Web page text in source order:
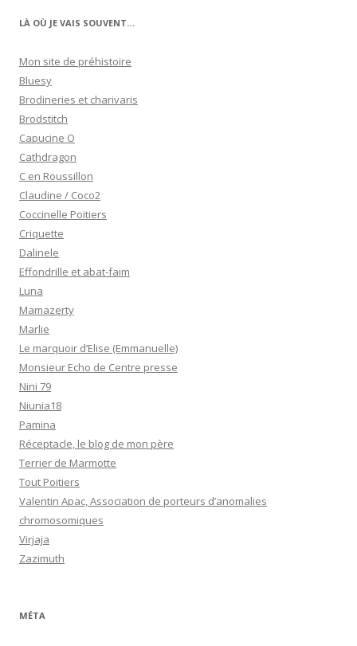
LÀ OÙ JE VAIS SOUVENT…
Mon site de préhistoire
Bluesy
Brodineries et charivaris
Brodstitch
Capucine O
Cathdragon
C en Roussillon
Claudine / Coco2
Coccinelle Poitiers
Criquette
Dalinele
Effondrille et abat-faim
Luna
Mamazerty
Marlie
Le marquoir d’Elise (Emmanuelle)
Monsieur Echo de Centre presse
Nini 79
Niunia18
Pamina
Réceptacle, le blog de mon père
Terrier de Marmotte
Tout Poitiers
Valentin Apac, Association de porteurs d’anomalies
chromosomiques
Virjaja
Zazimuth
MÉTA